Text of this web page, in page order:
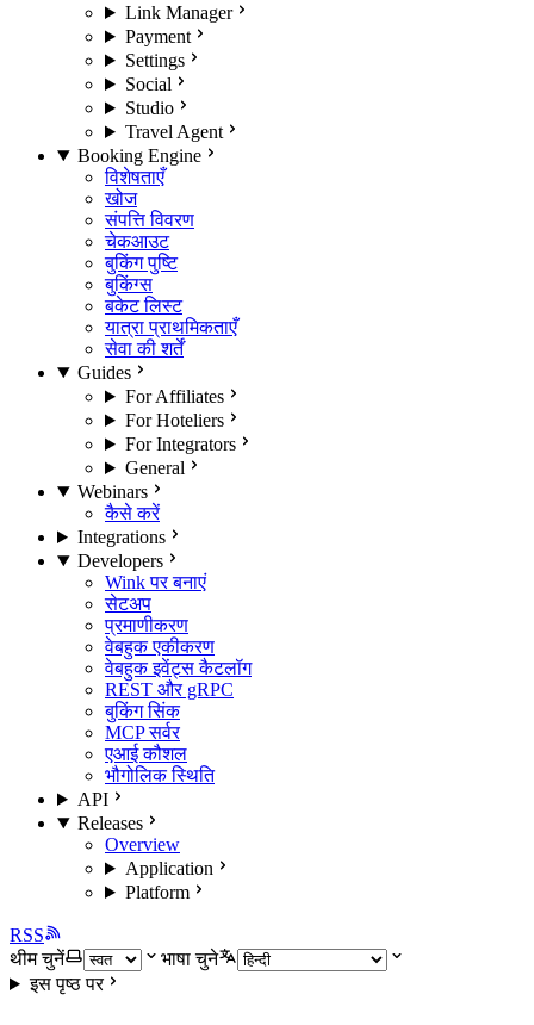
Link Manager
Payment
Settings
Social
Studio
Travel Agent
Booking Engine
विशेषताएँ
खोज
संपत्ति विवरण
चेकआउट
बुकिंग पुष्टि
बुकिंग्स
बकेट लिस्ट
यात्रा प्राथमिकताएँ
सेवा की शर्तें
Guides
For Affiliates
For Hoteliers
For Integrators
General
Webinars
कैसे करें
Integrations
Developers
Wink पर बनाएं
सेटअप
प्रमाणीकरण
वेबहुक एकीकरण
वेबहुक इवेंट्स कैटलॉग
REST और gRPC
बुकिंग सिंक
MCP सर्वर
एआई कौशल
भौगोलिक स्थिति
API
Releases
Overview
Application
Platform
RSS
थीम चुनें
भाषा चुने
इस पृष्ठ पर